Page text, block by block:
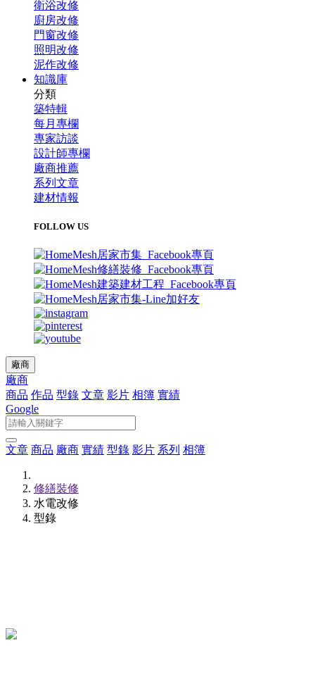
衛浴改修
廚房改修
門窗改修
照明改修
泥作改修
知識庫
分類
築特輯
每月專欄
專家訪談
設計師專欄
廠商推薦
系列文章
建材情報
FOLLOW US
廠商
廠商
商品 作品 型錄 文章 影片 相簿 實績
Google
文章 商品 廠商 實績 型錄 影片 系列 相簿
修繕裝修
水電改修
型錄